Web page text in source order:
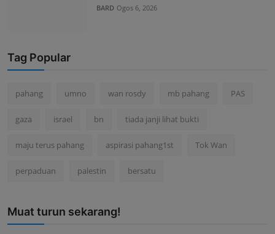
BARD Ogos 6, 2026
Tag Popular
pahang umno wan rosdy mb pahang PAS
gaza israel bn tiada janji lihat bukti
maju terus pahang aspirasi pahang1st Tok Wan
perpaduan palestin bersatu
Muat turun sekarang!